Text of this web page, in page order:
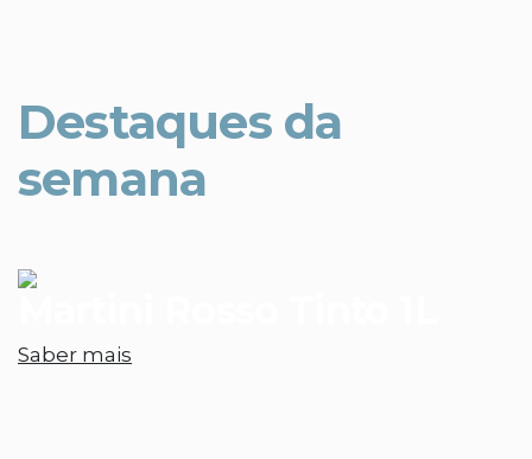
Destaques da
semana
Saber mais